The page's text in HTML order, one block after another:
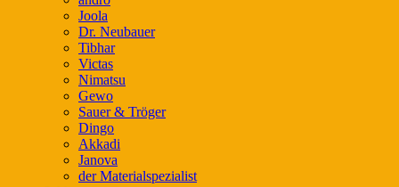
Joola
Dr. Neubauer
Tibhar
Victas
Nimatsu
Gewo
Sauer & Tröger
Dingo
Akkadi
Janova
der Materialspezialist